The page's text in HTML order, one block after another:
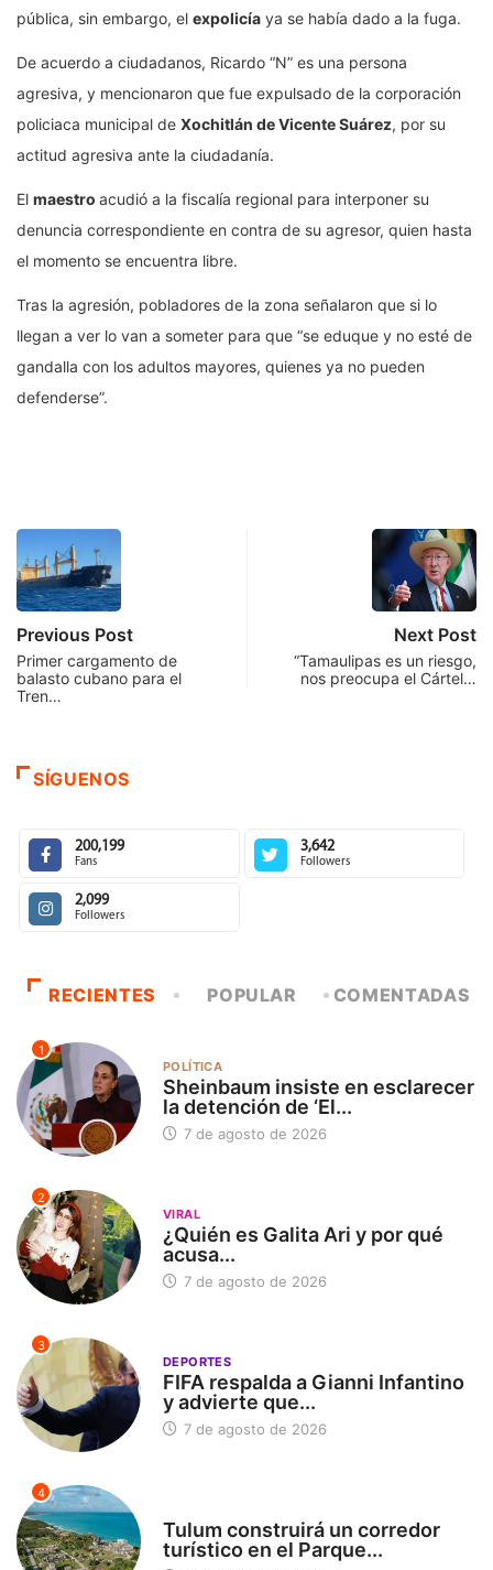
pública, sin embargo, el expolicía ya se había dado a la fuga.
De acuerdo a ciudadanos, Ricardo “N” es una persona
agresiva, y mencionaron que fue expulsado de la corporación
policiaca municipal de Xochitlán de Vicente Suárez, por su
actitud agresiva ante la ciudadanía.
El maestro acudió a la fiscalía regional para interponer su
denuncia correspondiente en contra de su agresor, quien hasta
el momento se encuentra libre.
Tras la agresión, pobladores de la zona señalaron que si lo
llegan a ver lo van a someter para que “se eduque y no esté de
gandalla con los adultos mayores, quienes ya no pueden
defenderse”.
Previous Post
Primer cargamento de
balasto cubano para el
Tren…
Next Post
“Tamaulipas es un riesgo,
nos preocupa el Cártel…
SÍGUENOS
200,199
Fans
3,642
Followers
2,099
Followers
RECIENTES POPULAR COMENTADAS
1
POLÍTICA
Sheinbaum insiste en esclarecer
la detención de ‘El...
7 de agosto de 2026
2
VIRAL
¿Quién es Galita Ari y por qué
acusa...
7 de agosto de 2026
3
DEPORTES
FIFA respalda a Gianni Infantino
y advierte que...
7 de agosto de 2026
4
Tulum construirá un corredor
turístico en el Parque...